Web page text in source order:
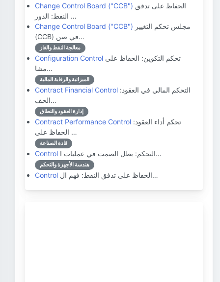
Change Control Board ("CCB")
النفط: الدور …
Change Control Board ("CCB")
(CCB) في صن…
معالجة النفط والغاز
Configuration Control
مشا…
الميزانية والرقابة المالية
Contract Financial Control
الحف…
إدارة العقود والنطاق
Contract Performance Control
الحفاظ على …
قادة الصناعة
Control التحكم: بطل الصمت في عمليات ا…
هندسة الأجهزة والتحكم
Control الحفاظ على تدفق النفط: فهم ال…